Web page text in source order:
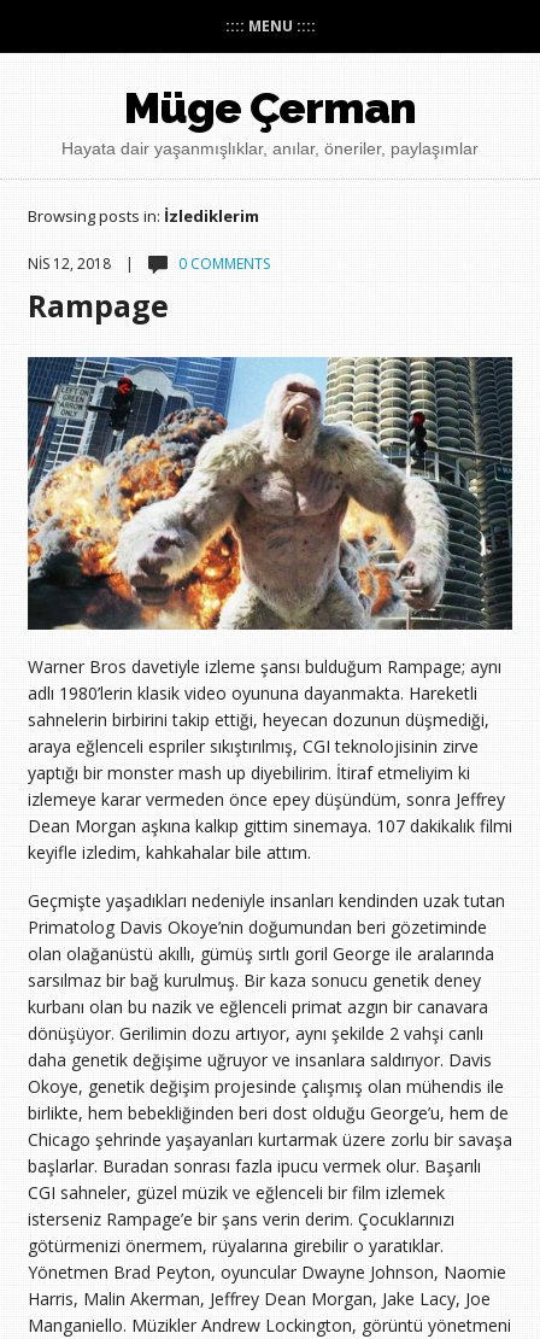
:::: MENU ::::
Müge Çerman
Hayata dair yaşanmışlıklar, anılar, öneriler, paylaşımlar
Browsing posts in: İzlediklerim
NIS 12, 2018 | 0 COMMENTS
Rampage
Warner Bros davetiyle izleme şansı bulduğum Rampage; aynı
adlı 1980’lerin klasik video oyununa dayanmakta. Hareketli
sahnelerin birbirini takip ettiği, heyecan dozunun düşmediği,
araya eğlenceli espriler sıkıştırılmış, CGI teknolojisinin zirve
yaptığı bir monster mash up diyebilirim. İtiraf etmeliyim ki
izlemeye karar vermeden önce epey düşündüm, sonra Jeffrey
Dean Morgan aşkına kalkıp gittim sinemaya. 107 dakikalık filmi
keyifle izledim, kahkahalar bile attım.
Geçmişte yaşadıkları nedeniyle insanları kendinden uzak tutan
Primatolog Davis Okoye’nin doğumundan beri gözetiminde
olan olağanüstü akıllı, gümüş sırtlı goril George ile aralarında
sarsılmaz bir bağ kurulmuş. Bir kaza sonucu genetik deney
kurbanı olan bu nazik ve eğlenceli primat azgın bir canavara
dönüşüyor. Gerilimin dozu artıyor, aynı şekilde 2 vahşi canlı
daha genetik değişime uğruyor ve insanlara saldırıyor. Davis
Okoye, genetik değişim projesinde çalışmış olan mühendis ile
birlikte, hem bebekliğinden beri dost olduğu George’u, hem de
Chicago şehrinde yaşayanları kurtarmak üzere zorlu bir savaşa
başlarlar. Buradan sonrası fazla ipucu vermek olur. Başarılı
CGI sahneler, güzel müzik ve eğlenceli bir film izlemek
isterseniz Rampage’e bir şans verin derim. Çocuklarınızı
götürmenizi önermem, rüyalarına girebilir o yaratıklar.
Yönetmen Brad Peyton, oyuncular Dwayne Johnson, Naomie
Harris, Malin Akerman, Jeffrey Dean Morgan, Jake Lacy, Joe
Manganiello. Müzikler Andrew Lockington, görüntü yönetmeni